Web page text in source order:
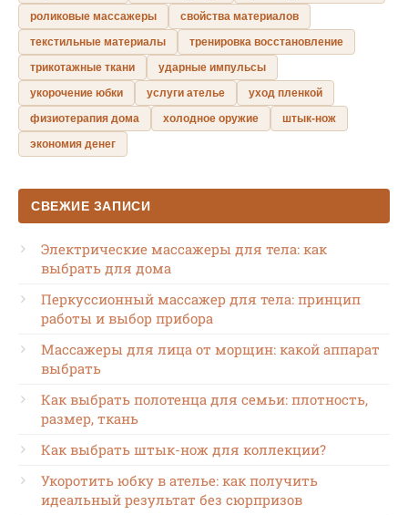
роликовые массажеры
свойства материалов
текстильные материалы
тренировка восстановление
трикотажные ткани
ударные импульсы
укорочение юбки
услуги ателье
уход пленкой
физиотерапия дома
холодное оружие
штык-нож
экономия денег
СВЕЖИЕ ЗАПИСИ
Электрические массажеры для тела: как
выбрать для дома
Перкуссионный массажер для тела: принцип
работы и выбор прибора
Массажеры для лица от морщин: какой аппарат
выбрать
Как выбрать полотенца для семьи: плотность,
размер, ткань
Как выбрать штык-нож для коллекции?
Укоротить юбку в ателье: как получить
идеальный результат без сюрпризов